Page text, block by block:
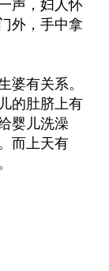
声，妇人怀
外，手中拿
婆有关系。
的肚脐上有
婴儿洗澡
而上天有